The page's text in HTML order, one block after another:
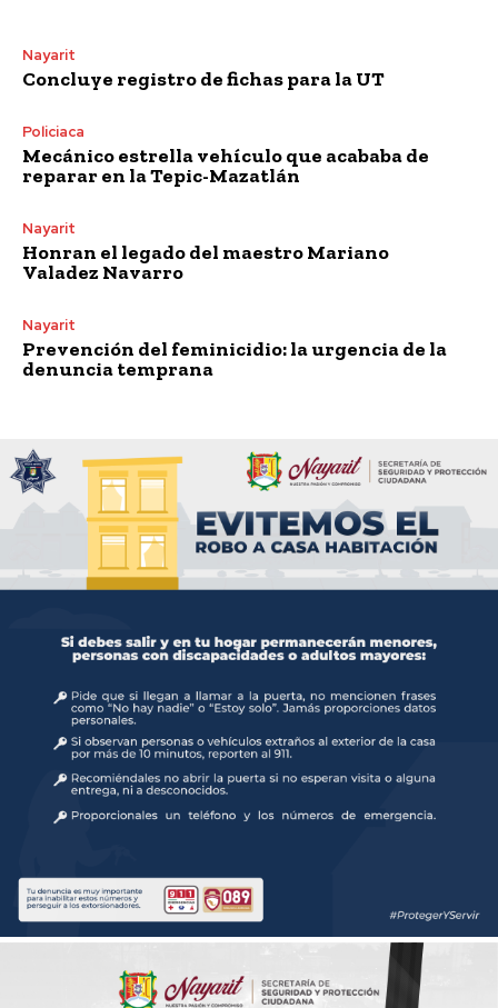
Nayarit
Concluye registro de fichas para la UT
Policiaca
Mecánico estrella vehículo que acababa de
reparar en la Tepic-Mazatlán
Nayarit
Honran el legado del maestro Mariano
Valadez Navarro
Nayarit
Prevención del feminicidio: la urgencia de la
denuncia temprana